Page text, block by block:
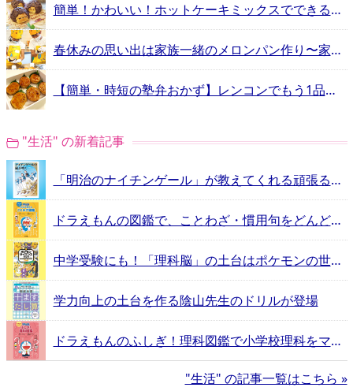
簡単！かわいい！ホットケーキミックスでできる「ハリネズミのメロンパン」
春休みの思い出は家族一緒のメロンパン作り〜家族料理教室リポート〜
【簡単・時短の塾弁おかず】レンコンでもう1品。食べごたえ抜群のレンコンはさみ焼き
"生活" の新着記事
「明治のナイチンゲール」が教えてくれる頑張るヒントとは？
ドラえもんの図鑑で、ことわざ・慣用句をどんどん覚えよう！
中学受験にも！「理科脳」の土台はポケモンの世界にあった
学力向上の土台を作る陰山先生のドリルが登場
ドラえもんのふしぎ！理科図鑑で小学校理科をマスター！
"生活" の記事一覧はこちら »